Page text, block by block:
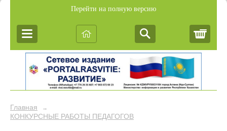
Перейти на полную версию
Главная →
КОНКУРСНЫЕ РАБОТЫ ПЕДАГОГОВ